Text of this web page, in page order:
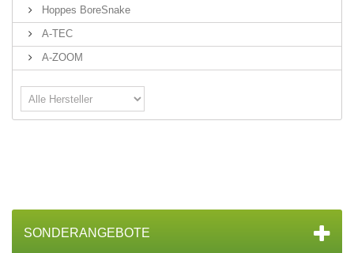
Hoppes BoreSnake
A-TEC
A-ZOOM
SONDERANGEBOTE